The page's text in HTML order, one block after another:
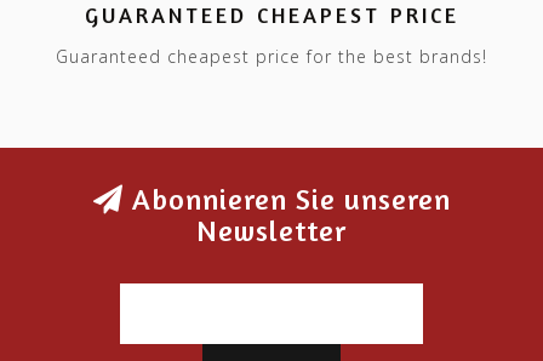
GUARANTEED CHEAPEST PRICE
Guaranteed cheapest price for the best brands!
Abonnieren Sie unseren
Newsletter